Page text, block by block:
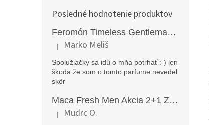
Posledné hodnotenie produktov
Feromón Timeless Gentleman silný feromónový parfém pre mužov - 50ml
Hodnotenie produktu je 5 z 5 hviezdičiek.
| Marko Meliš
Spolužiačky sa idú o mňa potrhať :-) len
škoda že som o tomto parfume nevedel
skôr
Maca Fresh Men Akcia 2+1 ZDARMA (270kapsúl )
Hodnotenie produktu je 5 z 5 hviezdičiek.
| Mudrc O.